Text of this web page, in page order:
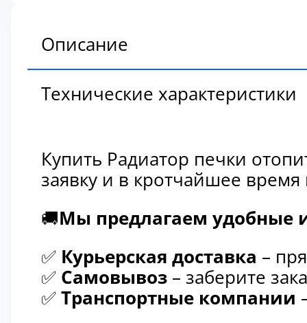
Описание
Технические характеристики
Купить Радиатор печки
заявку и в кротчайшее
🚚Мы предлагаем удобные
✅ Курьерская доставка –
✅ Самовывоз – заберите
✅ Транспортные компании